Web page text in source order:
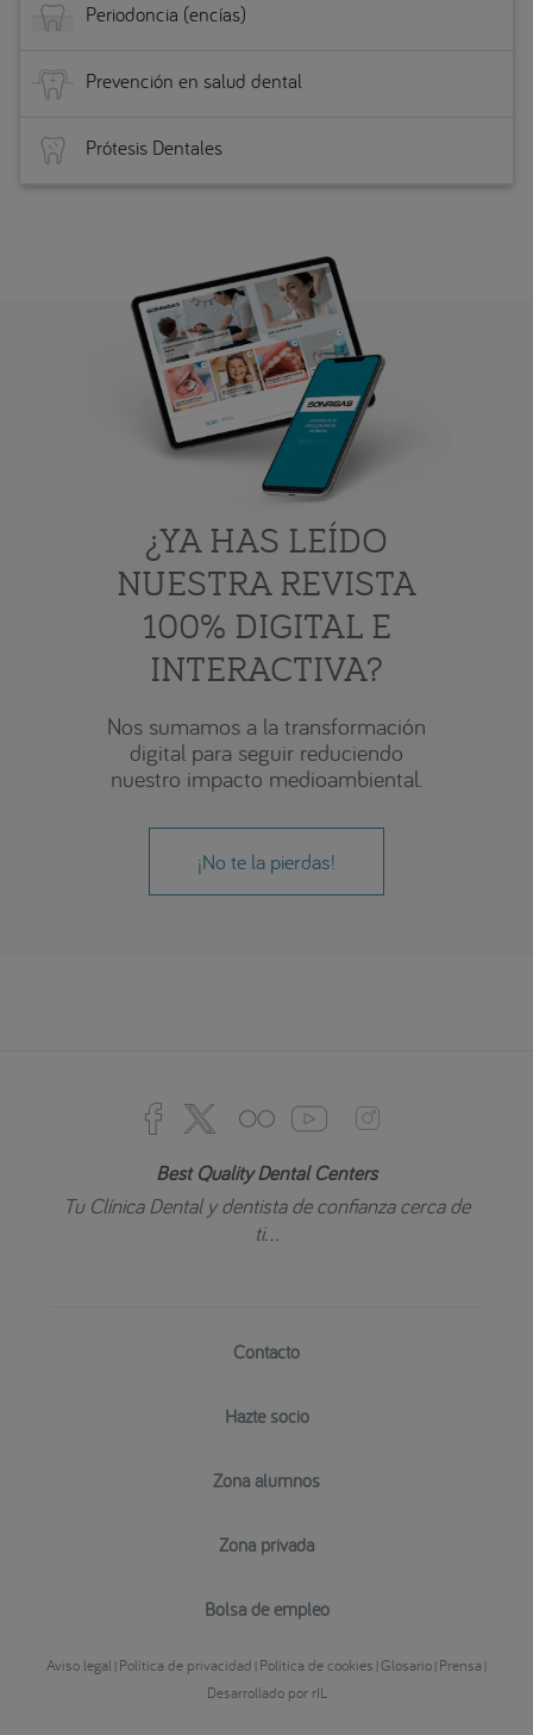
Periodoncia (encías)
Prevención en salud dental
Prótesis Dentales
¿YA HAS LEÍDO
NUESTRA REVISTA
100% DIGITAL E
INTERACTIVA?
Nos sumamos a la transformación
digital para seguir reduciendo
nuestro impacto medioambiental.
¡No te la pierdas!
Best Quality Dental Centers
Tu Clínica Dental y dentista de confianza cerca de
ti...
Contacto
Hazte socio
Zona alumnos
Zona privada
Bolsa de empleo
Aviso legal | Política de privacidad | Política de cookies |Glosario | Prensa |
Desarrollado por rIL